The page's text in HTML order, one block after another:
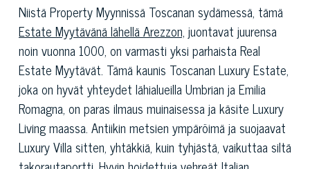
Niistä Property Myynnissä Toscanan sydämessä, tämä
Estate Myytävänä lähellä Arezzon, juontavat juurensa
noin vuonna 1000, on varmasti yksi parhaista Real
Estate Myytävät. Tämä kaunis Toscanan Luxury Estate,
joka on hyvät yhteydet lähialueilla Umbrian ja Emilia
Romagna, on paras ilmaus muinaisessa ja käsite Luxury
Living maassa. Antiikin metsien ympäröimä ja suojaavat
Luxury Villa sitten, yhtäkkiä, kuin tyhjästä, vaikuttaa siltä